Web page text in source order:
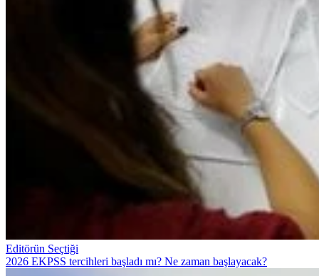
Editörün Seçtiği
2026 EKPSS tercihleri başladı mı? Ne zaman başlayacak?